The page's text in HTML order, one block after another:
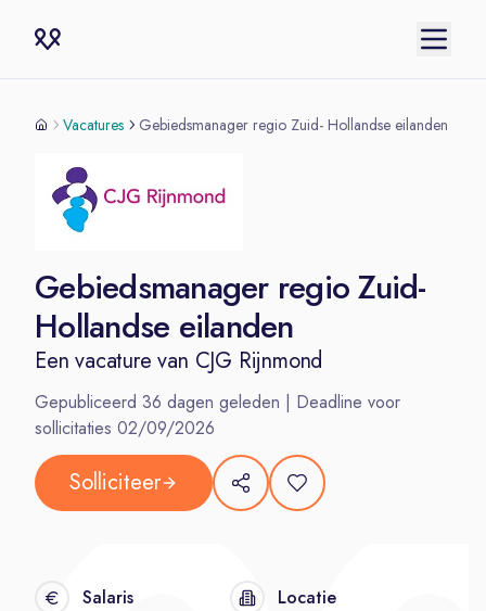
Vacatures Gebiedsmanager regio Zuid- Hollandse eilanden
Gebiedsmanager regio Zuid-
Hollandse eilanden
Een vacature van CJG Rijnmond
Gepubliceerd 36 dagen geleden | Deadline voor
sollicitaties 02/09/2026
Solliciteer
Salaris Locatie